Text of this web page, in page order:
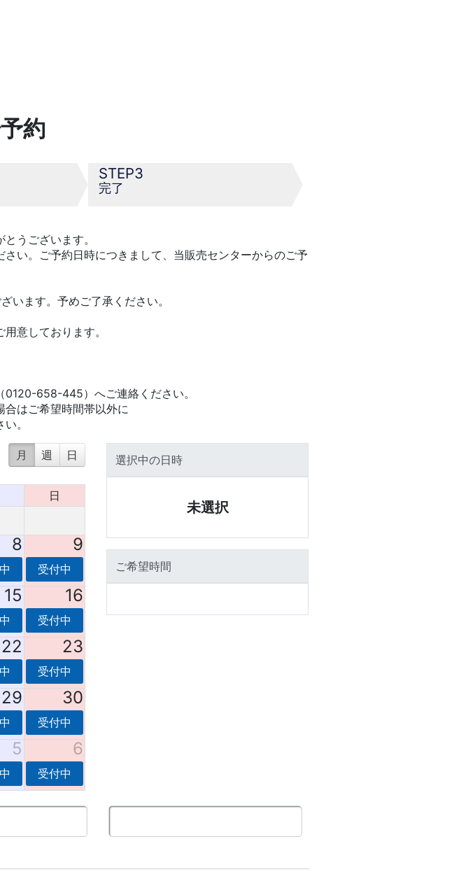
約
3
完了
うございます。
い。ご予約日時につきまして、当販売センターからのご予
います。予めご了承ください。
意しております。
658-445）へご連絡ください。
合はご希望時間帯以外に
。
月 週 日
日
8 9
受付中
15 16
受付中
22 23
受付中
29 30
受付中
5 6
受付中
選択中の日時
未選択
ご希望時間